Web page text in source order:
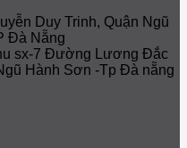
Duy Trinh, Quận Ngũ
Đà Nẵng
sx-7 Đường Lương Đắc
Hành Sơn -Tp Đà nẵng